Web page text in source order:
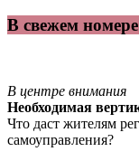
В свежем
В центре внимания
Необходимая
Что даст жителям
самоуправления?